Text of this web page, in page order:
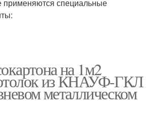
применяются специальные
на 1м2
из КНАУФ-ГКЛ
металлическом